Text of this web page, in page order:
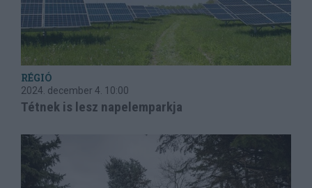
RÉGIÓ
2024. december 4. 10:00
Tétnek is lesz napelemparkja